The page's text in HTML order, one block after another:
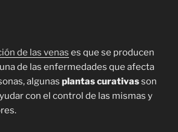
de las venas es que se producen
de las enfermedades que afecta
algunas plantas curativasson
con el control de las mismas y